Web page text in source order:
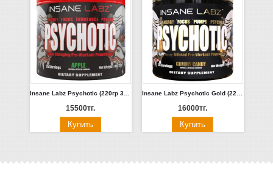
Insane Labz Psyсhotic (220гр 35 порц.)
15500тг. 16000тг.